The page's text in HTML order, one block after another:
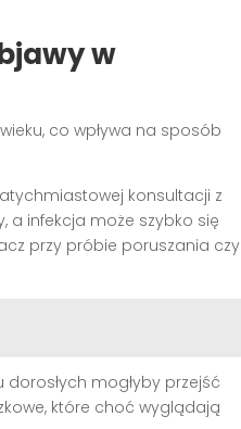
w
co wpływa na sposób
konsultacji z
a infekcja może szybko się
przy próbie poruszania czy
mogłyby przejść
które choć wyglądają